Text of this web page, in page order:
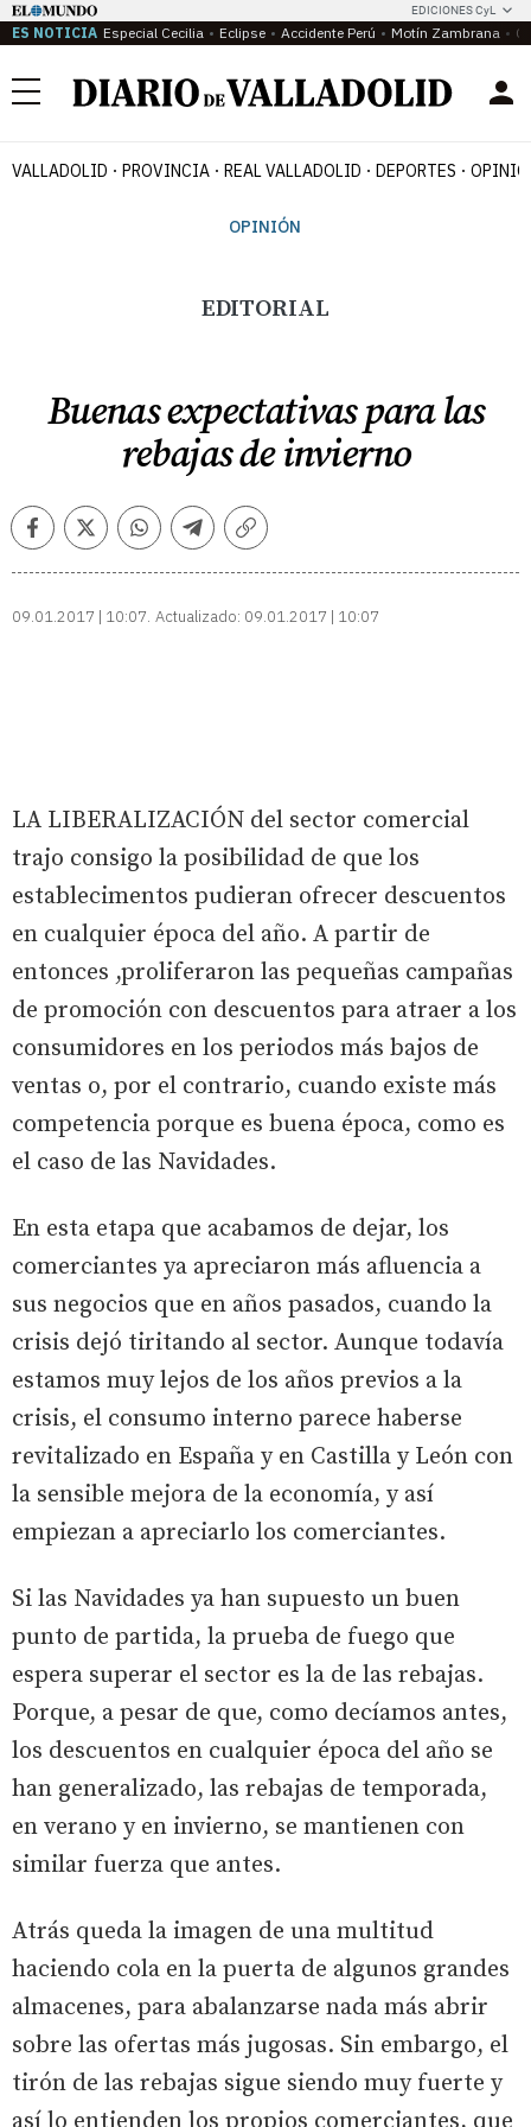
EDICIONES CyL
ES NOTICIA Especial Cecilia Eclipse Accidente Perú Motín Zambrana
Menú
VALLADOLID PROVINCIA REAL VALLADOLID DEPORTES
OPINIÓN
EDITORIAL
Buenas expectativas para las
rebajas de invierno
FacebookTwitterWhatsappTelegramCopiar
09.01.2017 | 10:07 Actualizado: 09.01.2017 | 10:07
LA LIBERALIZACIÓN del sector comercial
trajo consigo la posibilidad de que los
establecimentos pudieran ofrecer descuentos
en cualquier época del año. A partir de
entonces ,proliferaron las pequeñas campañas
de promoción con descuentos para atraer a los
consumidores en los periodos más bajos de
ventas o, por el contrario, cuando existe más
competencia porque es buena época, como es
el caso de las Navidades.
En esta etapa que acabamos de dejar, los
comerciantes ya apreciaron más afluencia a
sus negocios que en años pasados, cuando la
crisis dejó tiritando al sector. Aunque todavía
estamos muy lejos de los años previos a la
crisis, el consumo interno parece haberse
revitalizado en España y en Castilla y León con
la sensible mejora de la economía, y así
empiezan a apreciarlo los comerciantes.
Si las Navidades ya han supuesto un buen
punto de partida, la prueba de fuego que
espera superar el sector es la de las rebajas.
Porque, a pesar de que, como decíamos antes,
los descuentos en cualquier época del año se
han generalizado, las rebajas de temporada,
en verano y en invierno, se mantienen con
similar fuerza que antes.
Atrás queda la imagen de una multitud
haciendo cola en la puerta de algunos grandes
almacenes, para abalanzarse nada más abrir
sobre las ofertas más jugosas. Sin embargo, el
tirón de las rebajas sigue siendo muy fuerte y